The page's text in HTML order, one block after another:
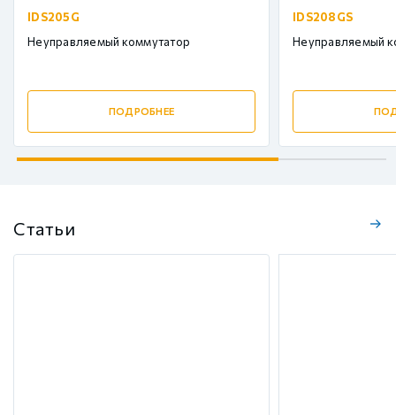
IDS205G
Неуправляемый коммутатор
ПОДРОБНЕЕ
IDS208GS
Неуправляемый
Статьи